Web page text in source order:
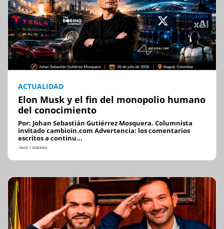
ACTUALIDAD
Elon Musk y el fin del monopolio humano
del conocimiento
Por: Johan Sebastián Gutiérrez Mosquera. Columnista
invitado cambioin.com Advertencia: los comentarios
escritos a continu...
HACE 1 SEMANA